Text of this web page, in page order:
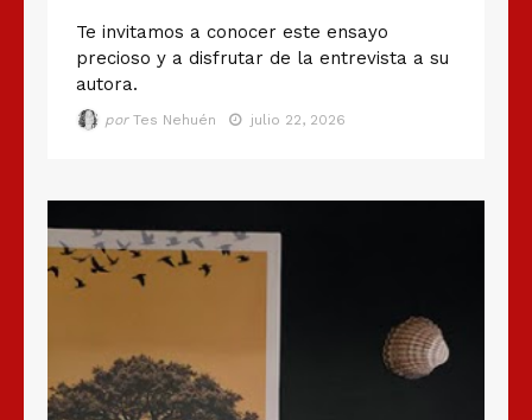
Te invitamos a conocer este ensayo
precioso y a disfrutar de la entrevista a su
autora.
por Tes Nehuén julio 22, 2026